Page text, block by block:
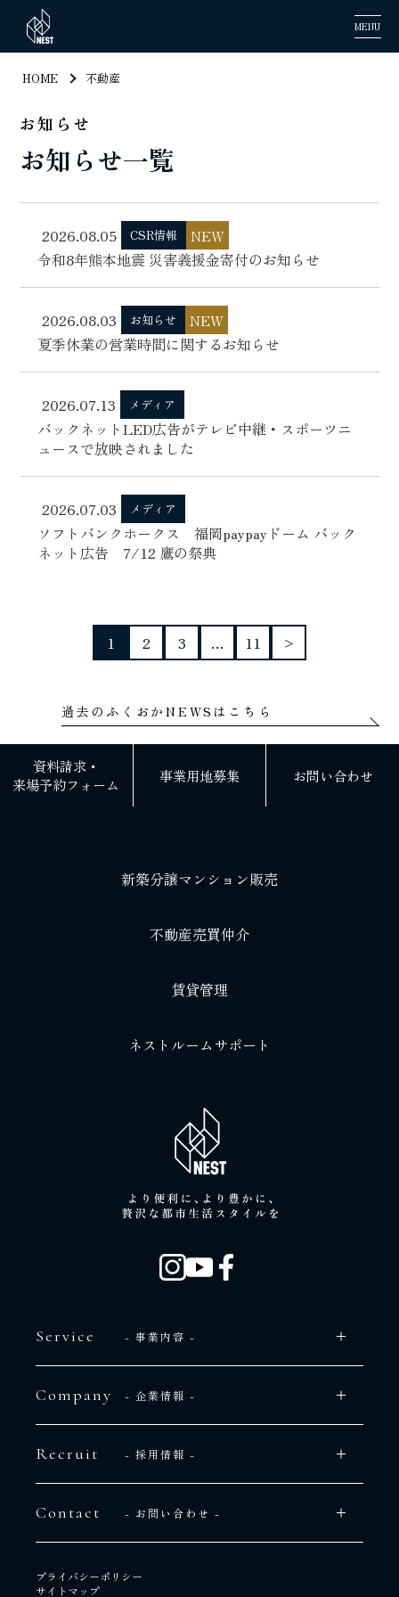
MENU
HOME 不動産
お知らせ
お知らせ一覧
2026.08.05 CSR情報
NEW
令和8年熊本地震 災害義援金寄付のお知らせ
2026.08.03 お知らせ
NEW
夏季休業の営業時間に関するお知らせ
2026.07.13 メディア
バックネットLED広告がテレビ中継・スポーツニ
ュースで放映されました
2026.07.03 メディア
ソフトバンクホークス 福岡paypayドーム バック
ネット広告 7/12 鷹の祭典
1 2 3 … 11 >
過去のふくおかNEWSはこちら
資料請求・
来場予約フォーム
事業用地募集 お問い合わせ
新築分譲マンション販売
不動産売買仲介
賃貸管理
ネストルームサポート
Service - 事業内容 -
Company - 企業情報 -
Recruit - 採用情報 -
Contact - お問い合わせ -
プライバシーポリシー
サイトマップ